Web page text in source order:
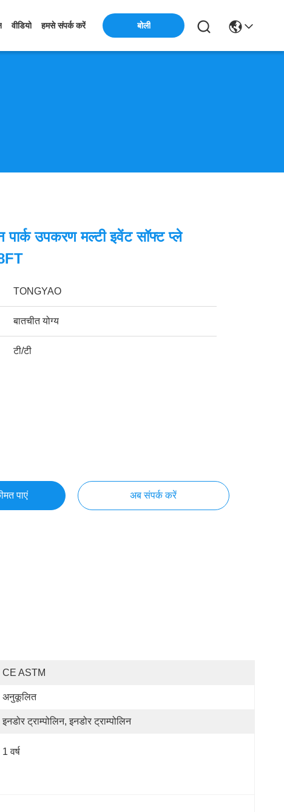
वीडियो हमसे संपर्क करें बोली
पार्क उपकरण मल्टी इवेंट सॉफ्ट प्ले
TONGYAO
बातचीत योग्य
टी/टी
पाएं अब संपर्क करें
CE ASTM
अनुकूलित
इनडोर ट्राम्पोलिन, इनडोर ट्राम्पोलिन
1 वर्ष